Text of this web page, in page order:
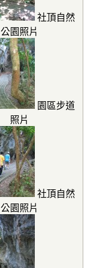
社頂自然
公園照片
園區步道
照片
社頂自然
公園照片